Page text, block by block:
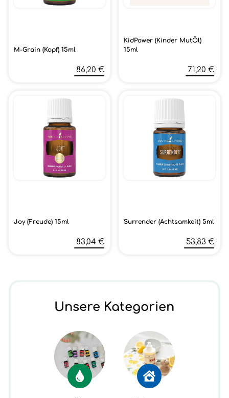
M–Grain (Kopf) 15ml
86,20 €
KidPower (Kinder MutÖl)
15ml
71,20 €
Joy (Freude) 15ml
83,04 €
Surrender (Achtsamkeit) 5ml
53,83 €
Unsere Kategorien